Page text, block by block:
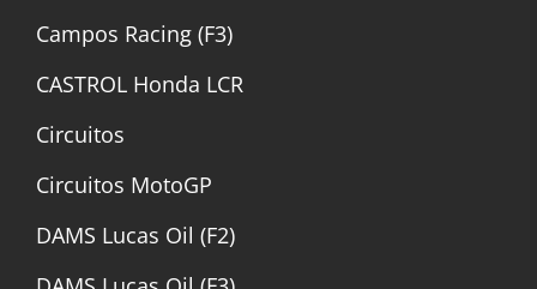
Campos Racing (F3)
CASTROL Honda LCR
Circuitos
Circuitos MotoGP
DAMS Lucas Oil (F2)